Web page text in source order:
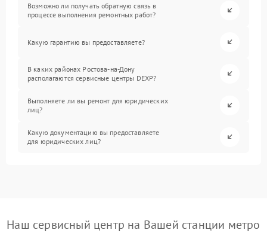
Возможно ли получать обратную связь в
процессе выполнения ремонтных работ?
Какую гарантию вы предоставляете?
В каких районах Ростова-на-Дону
располагаются сервисные центры DEXP?
Выполняете ли вы ремонт для юридических
лиц?
Какую документацию вы предоставляете
для юридических лиц?
Наш сервисный центр на Вашей станции метро